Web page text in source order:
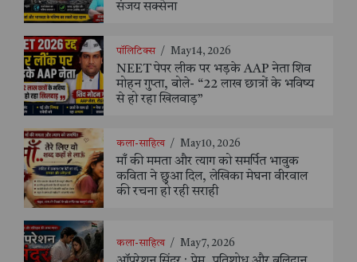
संजय सक्सेना
पॉलिटिक्स / May 14, 2026
NEET पेपर लीक पर भड़के AAP नेता शिव
मोहन गुप्ता, बोले- “22 लाख छात्रों के भविष्य
से हो रहा खिलवाड़”
कला-साहित्य / May 10, 2026
माँ की ममता और त्याग को समर्पित भावुक
कविता ने छुआ दिल, लेखिका मेघना वीरवाल
की रचना हो रही सराही
कला-साहित्य / May 7, 2026